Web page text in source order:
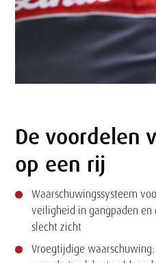
Tekst
De voordelen
op een rij
Waarschuwingssysteem
veiligheid in gangpaden
slecht zicht
Vroegtijdige